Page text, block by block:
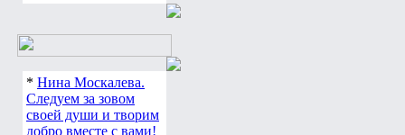
* Нина Москалева.
Следуем за зовом
своей души и творим
добро вместе с вами!